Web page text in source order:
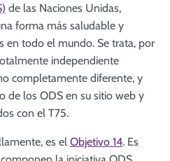
de las Naciones Unidas,
forma más saludable y
en todo el mundo. Se trata, por
independiente
completamente diferente, y
de los ODS en su sitio web y
con el T75.
es el Objetivo 14. Es